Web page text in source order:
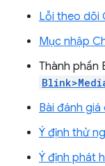
Lỗi theo dõi
Mục nhập
Thành phần
Bài đánh giá
Ý định thử
Ý định phát